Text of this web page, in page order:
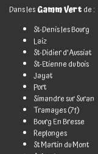
Dans lesGamm Vertde :
St-Denis les Bourg
Laiz
St-Didier d'Aussiat
St-Etienne du bois
Jayat
Port
Simandre sur Suran
Tramayes (71)
Bourg En Bresse
Replonges
St Martin du Mont